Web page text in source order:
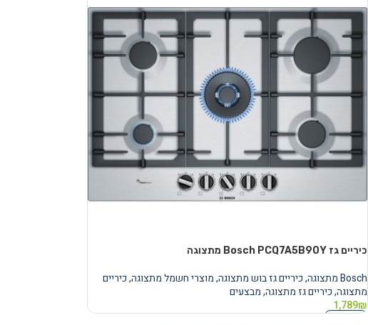
כיריים גז Bosch PCQ7A5B90Y מתצוגה
Bosch מתצוגה ,כיריים גז בוש מתצוגה,מוצרי חשמל מתצוגה,כיריים
מתצוגה,כיריים גז מתצוגה,מבצעים
1,789₪
מידע נוסף